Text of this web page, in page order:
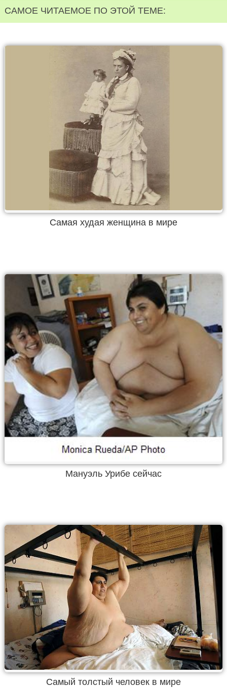
САМОЕ ЧИТАЕМОЕ ПО ЭТОЙ ТЕМЕ:
Самая худая женщина в мире
Мануэль Урибе сейчас
Самый толстый человек в мире